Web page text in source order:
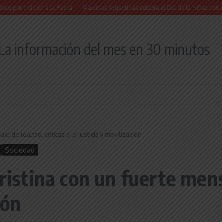
a la Patria Malvinas Argentinas celebra el Día de la Niñez con dos
información del mes en 30 minutos
de lealtad, críticas a la justicia y movilización
Sociedad
con un fuerte